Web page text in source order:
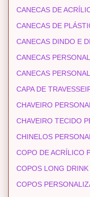
CANECAS DE
CANECAS DE
CANECAS DINDO E
CANECAS
CANECAS
CAPA DE
CHAVEIRO
CHAVEIRO TECIDO
CHINELOS
COPO DE ACRÍLICO
COPOS LONG DRINK
COPOS